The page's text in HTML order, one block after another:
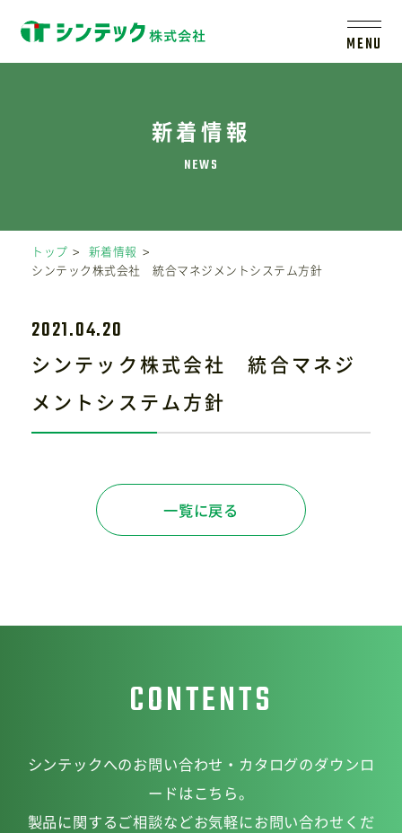
MENU
会社案内
新着情報
採用情報
レールシステムについて
サイトマップ
プライバシーポリシー
CAD/PDFデータ お問い合わせ
新着情報
トップ
新着情報
シンテック株式会社 統合マネジメントシステム方針
2021.04.20
シンテック株式会社 統合マネジ
メントシステム方針
一覧に戻る
CONTENTS
シンテックへのお問い合わせ・カタログのダウンロ
ードはこちら。
製品に関するご相談などお気軽にお問い合わせくだ